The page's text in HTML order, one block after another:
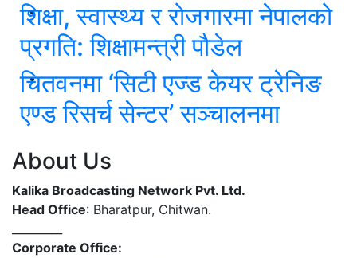
शिक्षा, स्वास्थ्य र रोजगारमा नेपालको
प्रगति: शिक्षामन्त्री पौडेल
चितवनमा ‘सिटी एज्ड केयर ट्रेनिङ
एण्ड रिसर्च सेन्टर’ सञ्चालनमा
About Us
Kalika Broadcasting Network Pvt. Ltd.
Head Office: Bharatpur, Chitwan.
Corporate Office: